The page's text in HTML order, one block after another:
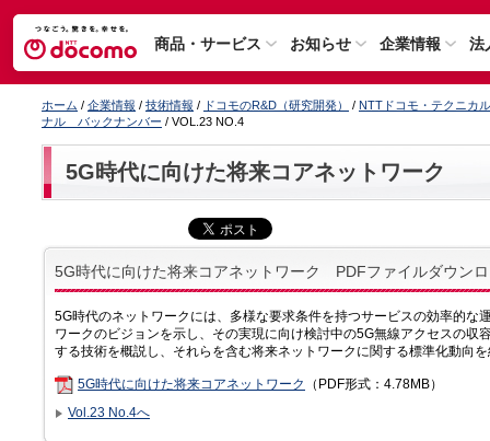
商品・サービス お知らせ 企業情報 法
ホーム / 企業情報 / 技術情報 / ドコモのR&D（研究開発） / NTTドコモ・テクニカ
ナル バックナンバー / VOL.23 NO.4
5G時代に向けた将来コアネットワーク
5G時代に向けた将来コアネットワーク PDFファイルダウン
5G時代のネットワークには、多様な要求条件を持つサービスの効率的な
ワークのビジョンを示し、その実現に向け検討中の5G無線アクセスの収
する技術を概説し、それらを含む将来ネットワークに関する標準化動向
5G時代に向けた将来コアネットワーク
（PDF形式：4.78MB）
Vol.23 No.4へ